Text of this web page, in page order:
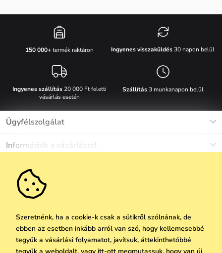
150 000+termék raktáron Ingyenes visszaküldés30 napon belül
Ingyenes szállítás20 000 Ft feletti
vásárlás esetén
Szállítás3 munkanapon belül
Ügyfélszolgálat
+36 1 808 9989
Információk a vásárlásról
Gyakori kérdések
Anyagok és karbantartás
Visszaküldés és reklamáció
Egyéb információk
Rólunk
Karrier
Ajándék utalványok
Vállalatok számára
We Care
Ne maradj le semmiről!
Feliratkozni
Szeretnénk, ha a cookie-k csak a sütikről szólnának, de
ebben az esetben inkább arról van szó, hogy kellemesebbé
tegyük a vásárlási folyamatot, javítsuk, áttekinthetőbbé